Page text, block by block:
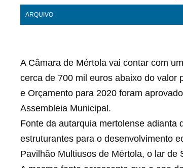
ARQUIVO
A Câmara de Mértola vai contar com
cerca de 700 mil euros abaixo do valor
e Orçamento para 2020 foram
Assembleia Municipal.
Fonte da autarquia mertolense adianta
estruturantes para o desenvolvimento
Pavilhão Multiusos de Mértola, o lar de